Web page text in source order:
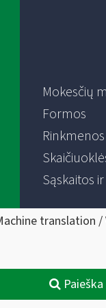
Mokesčių
Formos
Sąskaitos
translation
Paieška